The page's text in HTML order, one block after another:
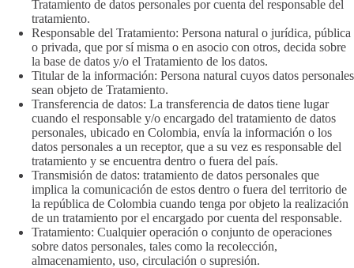
Tratamiento de datos personales por cuenta del responsable del
tratamiento.
Responsable del Tratamiento: Persona natural o jurídica, pública
o privada, que por sí misma o en asocio con otros, decida sobre
la base de datos y/o el Tratamiento de los datos.
Titular de la información: Persona natural cuyos datos personales
sean objeto de Tratamiento.
Transferencia de datos: La transferencia de datos tiene lugar
cuando el responsable y/o encargado del tratamiento de datos
personales, ubicado en Colombia, envía la información o los
datos personales a un receptor, que a su vez es responsable del
tratamiento y se encuentra dentro o fuera del país.
Transmisión de datos: tratamiento de datos personales que
implica la comunicación de estos dentro o fuera del territorio de
la república de Colombia cuando tenga por objeto la realización
de un tratamiento por el encargado por cuenta del responsable.
Tratamiento: Cualquier operación o conjunto de operaciones
sobre datos personales, tales como la recolección,
almacenamiento, uso, circulación o supresión.